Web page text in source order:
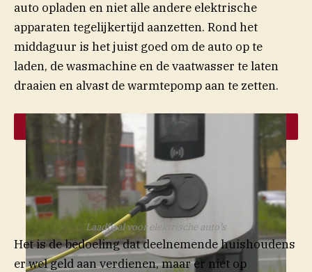
auto opladen en niet alle andere elektrische
apparaten tegelijkertijd aanzetten. Rond het
middaguur is het juist goed om de auto op te
laden, de wasmachine en de vaatwasser te laten
draaien en alvast de warmtepomp aan te zetten.
Laadpaal voor elektrische auto’s
Het is de bedoeling dat deelnemende huishoudens
er wel geld aan verdienen, maar er niet op